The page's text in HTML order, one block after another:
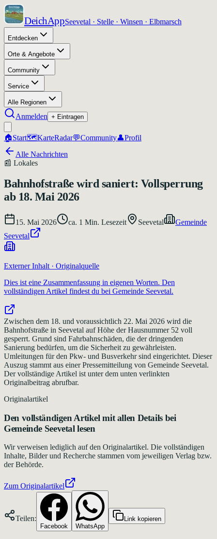
DeichAppSeevetal · Stelle · Winsen · Elbmarsch
Entdecken
Orte & Angebote
Community
Service
Alle Regionen
Anmelden + Eintragen
🏠Start🗺️KarteRadar💬Community👤Profil
Alle Nachrichten
📰 Lokales
Bahnhofstraße wird saniert: Vollsperrung
ab 18. Mai 2026
15. Mai 2026 ca. 1 Min. Lesezeit Seevetal
Gemeinde
Seevetal
Externer Inhalt · Originalquelle
Dies ist eine Zusammenfassung in eigenen Worten. Den
vollständigen Artikel findest du bei Gemeinde Seevetal.
Zwischen dem 18. und voraussichtlich 22. Mai 2026 wird die
Bahnhofstraße in Seevetal auf Höhe der Hausnummer 52 voll
gesperrt. Grund sind Fahrbahnschäden, die der dringenden
Sanierung bedürfen, um die Sicherheit zu gewährleisten.
Umleitungen für den Pkw- und Busverkehr sind eingerichtet. Dieser
Auszug stammt aus einer Pressemitteilung von Gemeinde Seevetal.
Der vollständige Artikel ist unter dem unten verlinkten
Originalbeitrag abrufbar.
Originalartikel
Den vollständigen Artikel mit allen Details bei
Gemeinde Seevetal lesen
Wir verweisen lediglich auf den Originalartikel. Die vollständigen
Inhalte, Bilder und Recherche stammen vom jeweiligen Verlag bzw.
der Behörde.
Zum Originalartikel
Teilen:
Facebook WhatsApp
Link kopieren